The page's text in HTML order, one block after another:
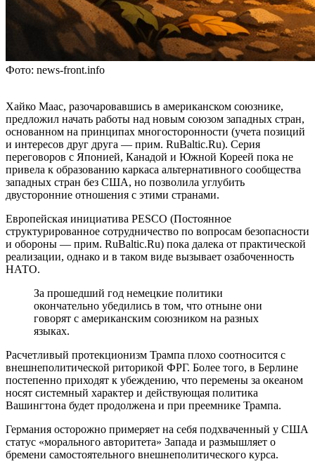
Фото: news-front.info
Хайко Маас, разочаровавшись в американском союзнике,
предложил начать работы над новым союзом западных стран,
основанном на принципах многосторонности (учета позиций
и интересов друг друга — прим. RuBaltic.Ru). Серия
переговоров с Японией, Канадой и Южной Кореей пока не
привела к образованию каркаса альтернативного сообщества
западных стран без США, но позволила углубить
двусторонние отношения с этими странами.
Европейская инициатива PESCO (Постоянное
структурированное сотрудничество по вопросам безопасности
и обороны — прим. RuBaltic.Ru) пока далека от практической
реализации, однако и в таком виде вызывает озабоченность
НАТО.
За прошедший год немецкие политики
окончательно убедились в том, что отныне они
говорят с американским союзником на разных
языках.
Расчетливый протекционизм Трампа плохо соотносится с
внешнеполитической риторикой ФРГ. Более того, в Берлине
постепенно приходят к убеждению, что перемены за океаном
носят системный характер и действующая политика
Вашингтона будет продолжена и при преемнике Трампа.
Германия осторожно примеряет на себя подхваченный у США
статус «морального авторитета» Запада и размышляет о
бремени самостоятельного внешнеполитического курса.